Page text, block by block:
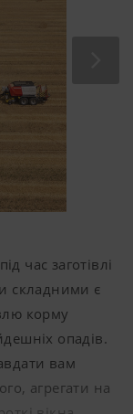
час заготівлі
складними є
корму
опадів.
вам
агрегати на